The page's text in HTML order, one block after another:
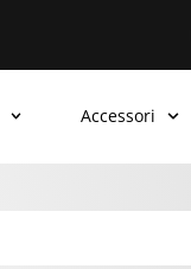
Accessori